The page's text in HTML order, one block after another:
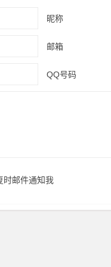
昵称
邮箱
QQ号码
时邮件通知我